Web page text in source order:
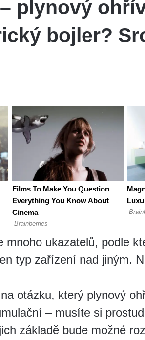
plynový
bojler?
mnoho ukazatelů, podle
typ zařízení nad jiným.
otázku, který plynový
– musíte si
základě bude možné